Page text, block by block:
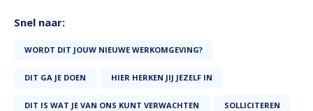
Snel naar:
WORDT DIT JOUW NIEUWE WERKOMGEVING?
DIT GA JE DOEN HIER HERKEN JIJ JEZELF IN
DIT IS WAT JE VAN ONS KUNT VERWACHTEN SOLLICITEREN